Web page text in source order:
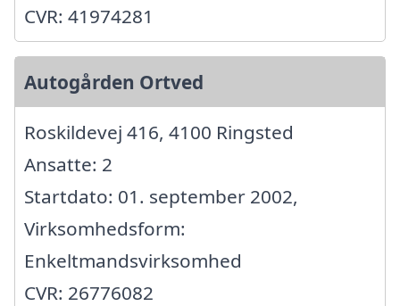
CVR: 41974281
Autogården Ortved
Roskildevej 416, 4100 Ringsted
Ansatte: 2
Startdato: 01. september 2002,
Virksomhedsform:
Enkeltmandsvirksomhed
CVR: 26776082